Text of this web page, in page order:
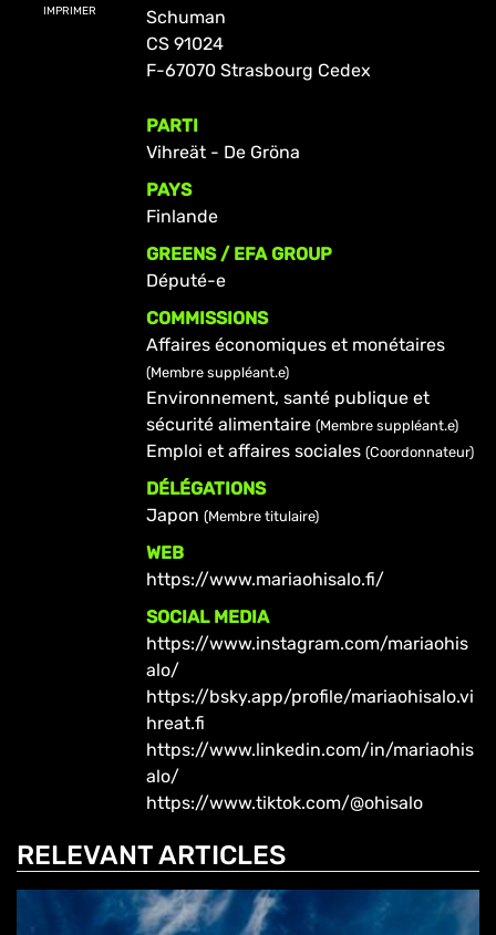
IMPRIMER
Schuman
CS 91024
F-67070 Strasbourg Cedex
PARTI
Vihreät - De Gröna
PAYS
Finlande
GREENS / EFA GROUP
Député-e
COMMISSIONS
Affaires économiques et monétaires
(Membre suppléant.e)
Environnement, santé publique et
sécurité alimentaire (Membre suppléant.e)
Emploi et affaires sociales (Coordonnateur)
DÉLÉGATIONS
Japon (Membre titulaire)
WEB
https://www.mariaohisalo.fi/
SOCIAL MEDIA
https://www.instagram.com/mariaohis
alo/
https://bsky.app/profile/mariaohisalo.vi
hreat.fi
https://www.linkedin.com/in/mariaohis
alo/
https://www.tiktok.com/@ohisalo
RELEVANT ARTICLES